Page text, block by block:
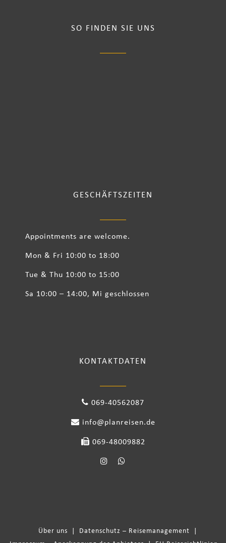
SO FINDEN SIE UNS
GESCHÄFTSZEITEN
Appointments are welcome.
Mon & Fri 10:00 to 18:00
Tue & Thu 10:00 to 15:00
Sa 10:00 – 14:00, Mi geschlossen
KONTAKTDATEN
069-40562087
info@planreisen.de
069-48009882
Über uns Datenschutz – Reisemanagement